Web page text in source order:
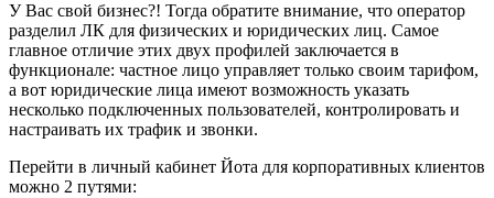
У Вас свой бизнес?! Тогда обратите внимание, что оператор
разделил ЛК для физических и юридических лиц. Самое
главное отличие этих двух профилей заключается в
функционале: частное лицо управляет только своим тарифом,
а вот юридические лица имеют возможность указать
несколько подключенных пользователей, контролировать и
настраивать их трафик и звонки.
Перейти в личный кабинет Йота для корпоративных клиентов
можно 2 путями: